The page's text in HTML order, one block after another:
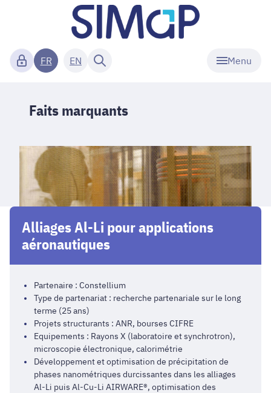
Menu
FR EN
Faits marquants
Alliages Al-Li pour applications
aéronautiques
Partenaire : Constellium
Type de partenariat : recherche partenariale sur le long
terme (25 ans)
Projets structurants : ANR, bourses CIFRE
Equipements : Rayons X (laboratoire et synchrotron),
microscopie électronique, calorimétrie
Développement et optimisation de précipitation de
phases nanométriques durcissantes dans les alliages
Al-Li puis Al-Cu-Li AIRWARE®, optimisation des